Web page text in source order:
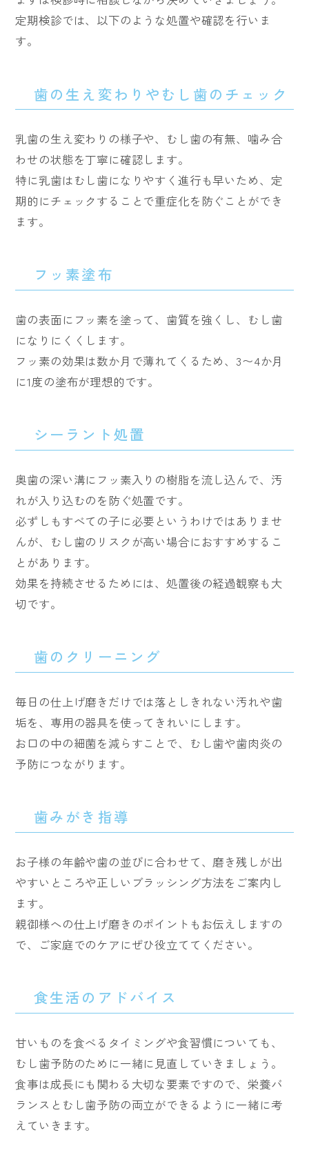
定期検診では、以下のような処置や確認を行いま
す。
歯の生え変わりやむし歯のチェック
乳歯の生え変わりの様子や、むし歯の有無、噛み合
わせの状態を丁寧に確認します。
特に乳歯はむし歯になりやすく進行も早いため、定
期的にチェックすることで重症化を防ぐことができ
ます。
フッ素塗布
歯の表面にフッ素を塗って、歯質を強くし、むし歯
になりにくくします。
フッ素の効果は数か月で薄れてくるため、3〜4か月
に1度の塗布が理想的です。
シーラント処置
奥歯の深い溝にフッ素入りの樹脂を流し込んで、汚
れが入り込むのを防ぐ処置です。
必ずしもすべての子に必要というわけではありませ
んが、むし歯のリスクが高い場合におすすめするこ
とがあります。
効果を持続させるためには、処置後の経過観察も大
切です。
歯のクリーニング
毎日の仕上げ磨きだけでは落としきれない汚れや歯
垢を、専用の器具を使ってきれいにします。
お口の中の細菌を減らすことで、むし歯や歯肉炎の
予防につながります。
歯みがき指導
お子様の年齢や歯の並びに合わせて、磨き残しが出
やすいところや正しいブラッシング方法をご案内し
ます。
親御様への仕上げ磨きのポイントもお伝えしますの
で、ご家庭でのケアにぜひ役立ててください。
食生活のアドバイス
甘いものを食べるタイミングや食習慣についても、
むし歯予防のために一緒に見直していきましょう。
食事は成長にも関わる大切な要素ですので、栄養バ
ランスとむし歯予防の両立ができるように一緒に考
えていきます。